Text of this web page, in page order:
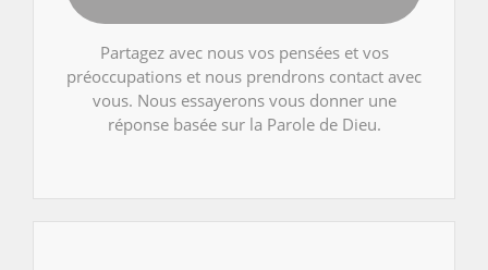
Partagez avec nous vos pensées et vos
préoccupations et nous prendrons contact avec
vous. Nous essayerons vous donner une
réponse basée sur la Parole de Dieu.